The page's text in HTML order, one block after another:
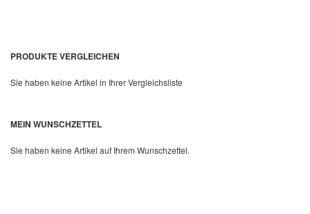
PRODUKTE VERGLEICHEN
Sie haben keine Artikel in Ihrer Vergleichsliste
MEIN WUNSCHZETTEL
Sie haben keine Artikel auf Ihrem Wunschzettel.